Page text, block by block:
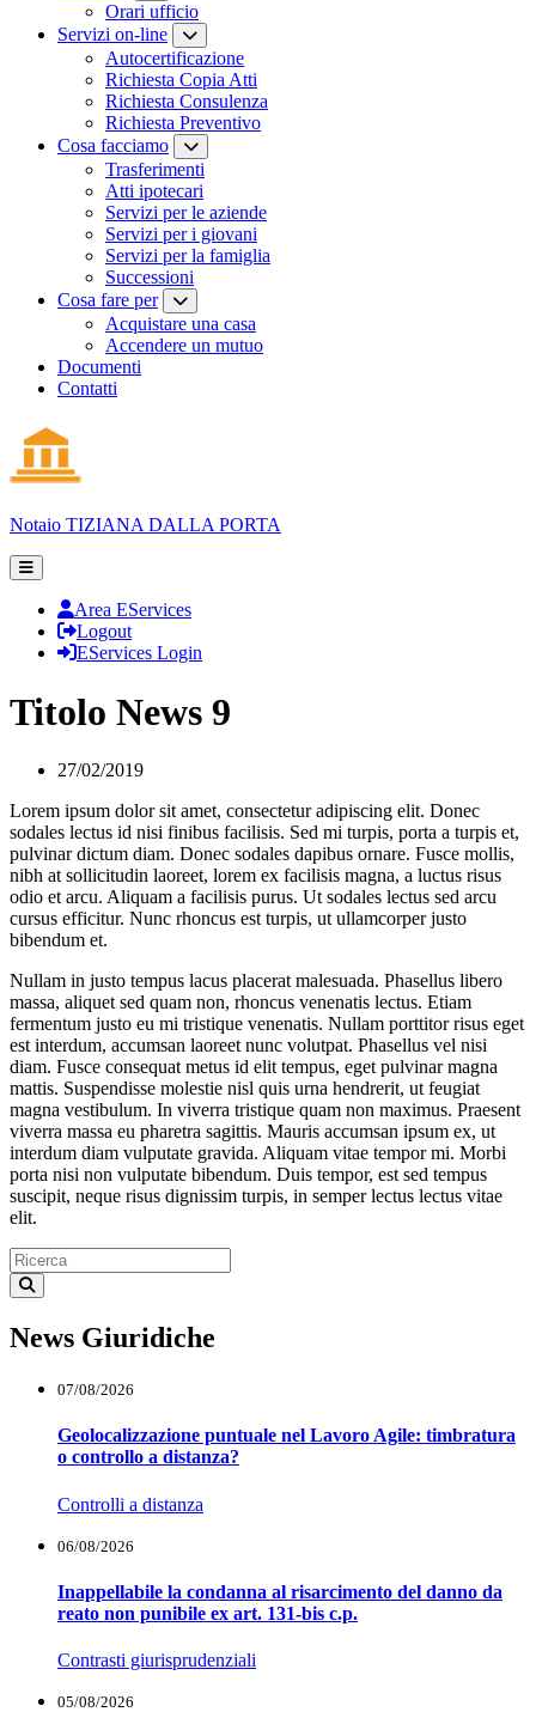
Orari ufficio
Servizi on-line
Autocertificazione
Richiesta Copia Atti
Richiesta Consulenza
Richiesta Preventivo
Cosa facciamo
Trasferimenti
Atti ipotecari
Servizi per le aziende
Servizi per i giovani
Servizi per la famiglia
Successioni
Cosa fare per
Acquistare una casa
Accendere un mutuo
Documenti
Contatti
Notaio TIZIANA DALLA PORTA
Area EServices
Logout
EServices Login
Titolo News 9
27/02/2019
Lorem ipsum dolor sit amet, consectetur adipiscing elit. Donec
sodales lectus id nisi finibus facilisis. Sed mi turpis, porta a turpis et,
pulvinar dictum diam. Donec sodales dapibus ornare. Fusce mollis,
nibh at sollicitudin laoreet, lorem ex facilisis magna, a luctus risus
odio et arcu. Aliquam a facilisis purus. Ut sodales lectus sed arcu
cursus efficitur. Nunc rhoncus est turpis, ut ullamcorper justo
bibendum et.
Nullam in justo tempus lacus placerat malesuada. Phasellus libero
massa, aliquet sed quam non, rhoncus venenatis lectus. Etiam
fermentum justo eu mi tristique venenatis. Nullam porttitor risus eget
est interdum, accumsan laoreet nunc volutpat. Phasellus vel nisi
diam. Fusce consequat metus id elit tempus, eget pulvinar magna
mattis. Suspendisse molestie nisl quis urna hendrerit, ut feugiat
magna vestibulum. In viverra tristique quam non maximus. Praesent
viverra massa eu pharetra sagittis. Mauris accumsan ipsum ex, ut
interdum diam vulputate gravida. Aliquam vitae tempor mi. Morbi
porta nisi non vulputate bibendum. Duis tempor, est sed tempus
suscipit, neque risus dignissim turpis, in semper lectus lectus vitae
elit.
News Giuridiche
07/08/2026
Geolocalizzazione puntuale nel Lavoro Agile: timbratura
o controllo a distanza?
Controlli a distanza
06/08/2026
Inappellabile la condanna al risarcimento del danno da
reato non punibile ex art. 131-bis c.p.
Contrasti giurisprudenziali
05/08/2026